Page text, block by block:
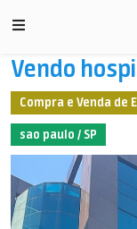
Vendo
Compra e Venda de
sao paulo / SP